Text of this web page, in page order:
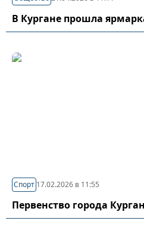
В Кургане прошла
Спорт 17.02.2026 в 11:55
Первенство города